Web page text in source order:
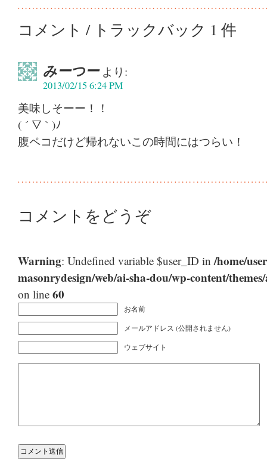
コメント / トラックバック 1 件
みーつー より:
2013/02/15 6:24 PM
美味しそーー！！
( ´ ▽ ` )ﾉ
腹ペコだけど帰れないこの時間にはつらい！
コメントをどうぞ
Warning: Undefined variable $user_ID in/home/
masonrydesign/web/ai-sha-dou/wp-content/
on line 60
お名前
メールアドレス (公開されません)
ウェブサイト